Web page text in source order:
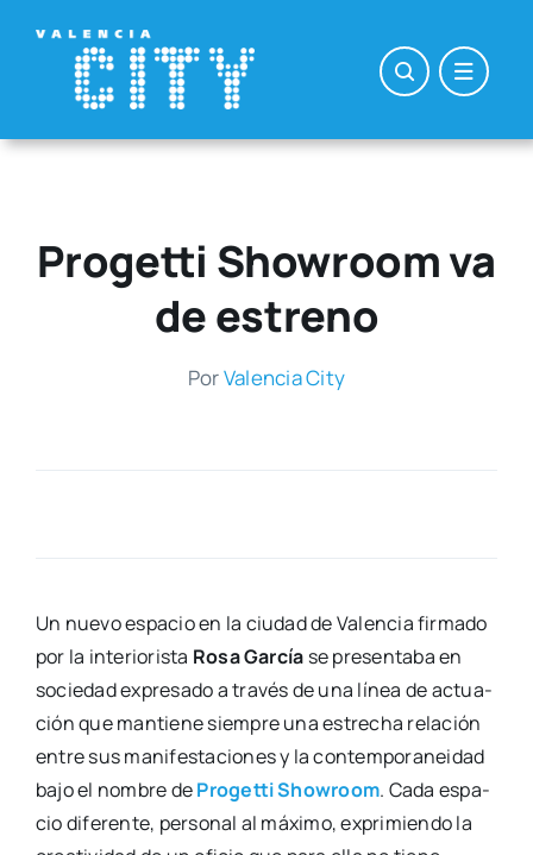
contenido
Progetti Showroom va
de estreno
PorValen­cia City
Un nue­vo espa­cio en la ciu­dad de Valen­cia fir­ma­do
por la inte­rio­ris­ta Rosa Gar­cía se pre­sen­ta­ba en
socie­dad expre­sa­do a tra­vés de una línea de actua­
ción que man­tie­ne siem­pre una estre­cha rela­ción
entre sus mani­fes­ta­cio­nes y la con­tem­po­ra­nei­dad
bajo el nom­bre dePro­get­ti Show­room. Cada espa­
cio dife­ren­te, per­so­nal al máxi­mo, expri­mien­do la